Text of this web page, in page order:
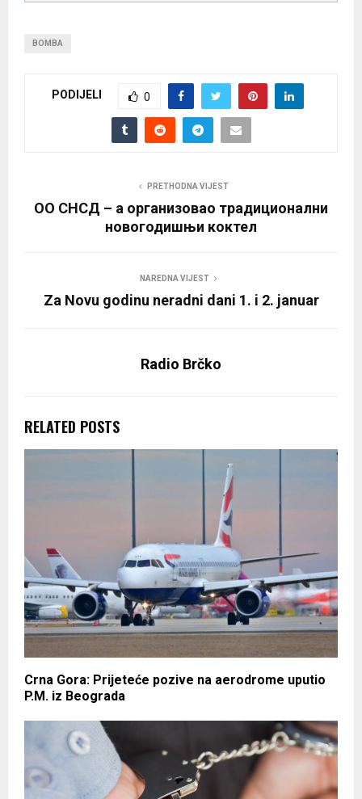
BOMBA
PODIJELI 0
PRETHODNA VIJEST
ОО СНСД – a организовао традиционални
новогодишњи коктел
NAREDNA VIJEST
Za Novu godinu neradni dani 1. i 2. januar
Radio Brčko
RELATED POSTS
Crna Gora: Prijeteće pozive na aerodrome uputio
P.M. iz Beograda